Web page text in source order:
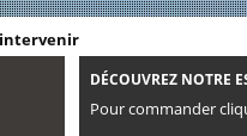
intervenir
DÉCOUVREZ NOTRE
Pour commander